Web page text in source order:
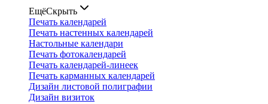
ЕщёСкрыть
Печать календарей
Печать настенных календарей
Настольные календари
Печать фотокалендарей
Печать календарей-линеек
Печать карманных календарей
Дизайн листовой полиграфии
Дизайн визиток